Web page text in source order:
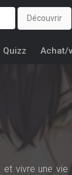
Découvrir
Quizz Achat/
vivre une